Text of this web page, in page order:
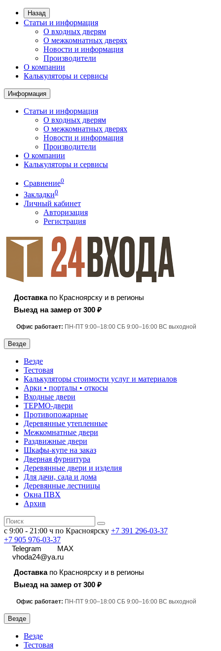
Назад
Статьи и информация
О входных дверям
О межкомнатных дверях
Новости и информация
Производители
О компании
Калькуляторы и сервисы
Информация
Статьи и информация
О входных дверям
О межкомнатных дверях
Новости и информация
Производители
О компании
Калькуляторы и сервисы
Сравнение0
Закладки0
Личный кабинет
Авторизация
Регистрация
Доставкапо Красноярску и в регионы
Выезд на замер от 300 ₽
Офис работает: ПН-ПТ 9:00–18:00 СБ 9:00–16:00 ВС выходной
Везде
Везде
Тестовая
Калькуляторы стоимости услуг и материалов
Арки • порталы • откосы
Входные двери
ТЕРМО-двери
Противопожарные
Деревянные утепленные
Межкомнатные двери
Раздвижные двери
Шкафы-купе на заказ
Дверная фурнитура
Деревянные двери и изделия
Для дачи, сада и дома
Деревянные лестницы
Окна ПВХ
Архив
с 9:00 - 21:00 ч по Красноярску +7 391 296-03-37
+7 905 976-03-37
Telegram
MAX
vhoda24@ya.ru
Доставкапо Красноярску и в регионы
Выезд на замер от 300 ₽
Офис работает: ПН-ПТ 9:00–18:00 СБ 9:00–16:00 ВС выходной
Везде
Везде
Тестовая